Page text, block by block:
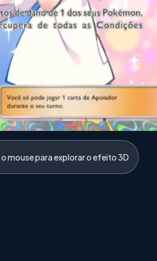
o mouse para explorar o efeito 3D